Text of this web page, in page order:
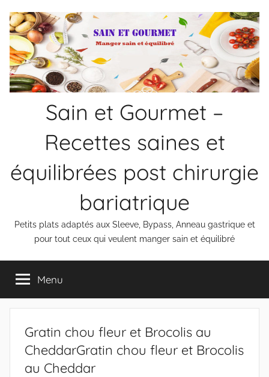
au
contenu
Sain et Gourmet –
Recettes saines et
équilibrées post chirurgie
bariatrique
Petits plats adaptés aux Sleeve, Bypass, Anneau gastrique et
pour tout ceux qui veulent manger sain et équilibré
Menu
Gratin chou fleur et Brocolis au
CheddarGratin chou fleur et Brocolis
au Cheddar